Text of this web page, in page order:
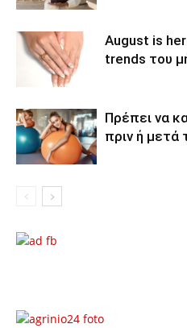
August is
trends του
Πρέπει να
πριν ή μετά